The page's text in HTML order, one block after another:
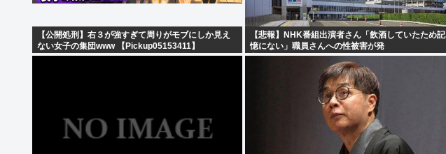
【公開処刑】右３が強すぎて周りがモブにしか見え
ない女子の集団www 【Pickup05153411】
【悲報】NHK番組出演者さん「飲酒していたため記
憶にない」職員さんへの性被害が発
覚・・・・・・・・・